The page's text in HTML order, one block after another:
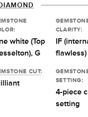
white (Top
G
CLARITY:
IF
flawless)
CUT:
SETTING:
4-piece
setting